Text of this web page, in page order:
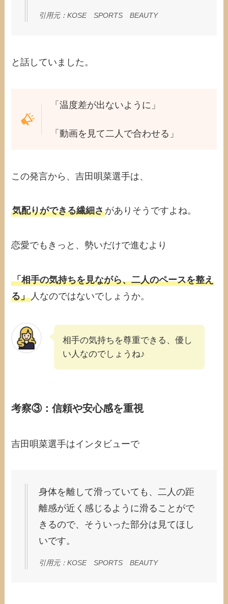
引用元：KOSE SPORTS BEAUTY
と話していました。
「温度差が出ないように」
「動画を見て二人で合わせる」
この発言から、吉田唄菜選手は、
気配りができる繊細さがありそうですよね。
恋愛でもきっと、勢いだけで進むより
「相手の気持ちを見ながら、二人のペースを整え
る」 人なのではないでしょうか。
相手の気持ちを尊重できる、優し
い人なのでしょうね♪
考察③：信頼や安心感を重視
吉田唄菜選手はインタビューで
身体を離して滑っていても、二人の距
離感が近く感じるように滑ることがで
きるので、そういった部分は見てほし
いです。
引用元：KOSE SPORTS BEAUTY